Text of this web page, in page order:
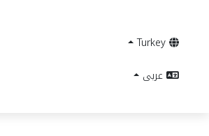
Turkey
عربى